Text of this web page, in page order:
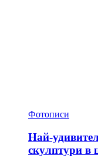
Фотописи
Най-
скулптури в